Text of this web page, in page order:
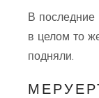
В
в целом то
подняли.